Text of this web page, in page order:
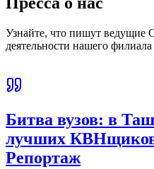
Узнайте, что пишут
деятельности нашего филиала
Битва вузов: в
лучших КВНщиков
Репортаж